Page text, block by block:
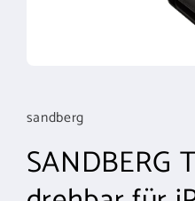
Modal
öffnen
sandberg
SANDBERG